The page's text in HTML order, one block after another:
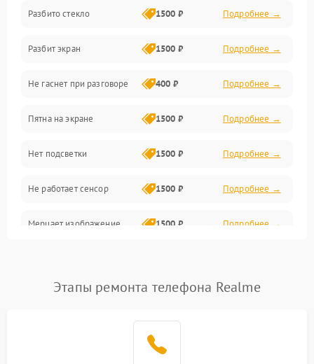
Камеры
Проблемы с дисплеем и сенсором
Зарядка
Проблемы с питанием, зарядкой и аккумулятором
Проблемы с работой системы, корпусом и другие
Разбито стекло 1500 ₽ Подробнее →
Разбит экран 1500 ₽ Подробнее →
Не гаснет при разговоре 400 ₽ Подробнее →
Пятна на экране 1500 ₽ Подробнее →
Нет подсветки 1500 ₽ Подробнее →
Не работает сенсор 1500 ₽ Подробнее →
Мерцает изображение 1500 ₽ Подробнее →
Не работает Face ID 4000 ₽ Подробнее →
Этапы ремонта телефона Realme